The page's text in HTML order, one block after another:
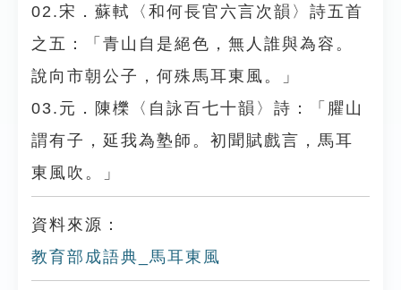
02.宋．蘇軾〈和何長官六言次韻〉詩五首
之五：「青山自是絕色，無人誰與為容。
說向市朝公子，何殊馬耳東風。」
03.元．陳櫟〈自詠百七十韻〉詩：「臞山
謂有子，延我為塾師。初聞賦戲言，馬耳
東風吹。」
資料來源：
教育部成語典_馬耳東風